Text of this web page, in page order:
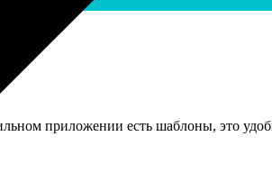
приложении есть шаблоны, это